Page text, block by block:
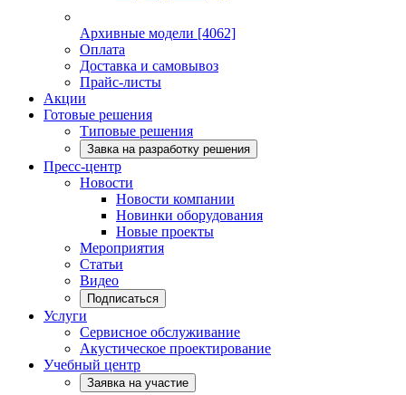
Архивные модели [4062]
Оплата
Доставка и самовывоз
Прайс-листы
Акции
Готовые решения
Типовые решения
Завка на разработку решения
Пресс-центр
Новости
Новости компании
Новинки оборудования
Новые проекты
Мероприятия
Статьи
Видео
Подписаться
Услуги
Сервисное обслуживание
Акустическое проектирование
Учебный центр
Заявка на участие